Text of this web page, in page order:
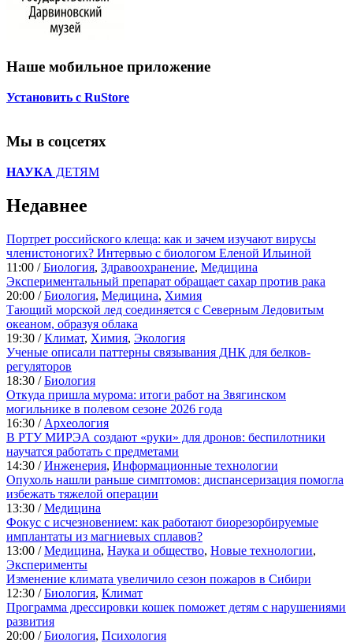
Наше мобильное приложение
Установить с RuStore
Мы в соцсетях
НАУКА ДЕТЯМ
Недавнее
Портрет российского клеща: как и зачем изучают вирусы
членистоногих? Интервью с биологом Еленой Ильиной
11:00 /Биология, Здравоохранение, Медицина
Экспериментальный препарат обращает сахар против рака
20:00 /Биология, Медицина, Химия
Тающий морской лед соединяется с Северным Ледовитым
океаном, образуя облака
19:30 /Климат, Химия, Экология
Ученые описали паттерны связывания ДНК для белков-
регуляторов
18:30 /Биология
Откуда пришла мурома: итоги работ на Звягинском
могильнике в полевом сезоне 2026 года
16:30 / Археология
В РТУ МИРЭА создают «руки» для дронов: беспилотники
научатся работать с предметами
14:30 /Инженерия, Информационные технологии
Опухоль нашли раньше симптомов: диспансеризация помогла
избежать тяжелой операции
13:30 /Медицина
Фокус с исчезновением: как работают биорезорбируемые
имплантаты из магниевых сплавов?
13:00 /Медицина, Наука и общество, Новые технологии,
Эксперименты
Изменение климата увеличило сезон пожаров в Сибири
12:30 /Биология, Климат
Программа дрессировки кошек поможет детям с нарушениями
развития
20:00 /Биология, Психология